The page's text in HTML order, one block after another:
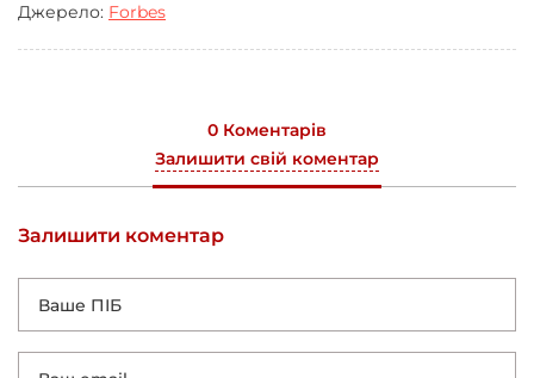
Джерело: Forbes
0 Коментарів
Залишити свій коментар
Залишити коментар